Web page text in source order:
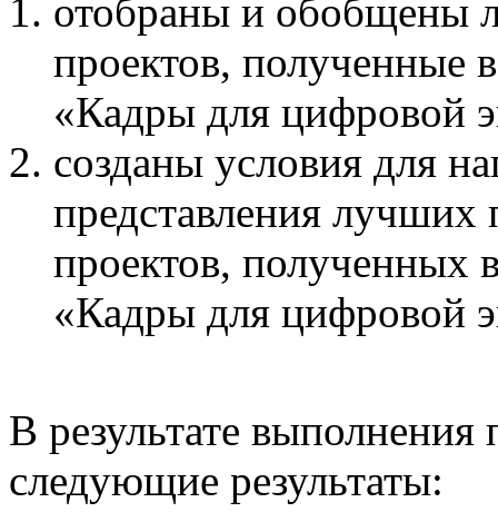
отобраны и обобщены
проектов, полученные
«Кадры для цифровой
созданы условия для
представления лучших
проектов, полученных
«Кадры для цифровой
В результате
следующие результаты: